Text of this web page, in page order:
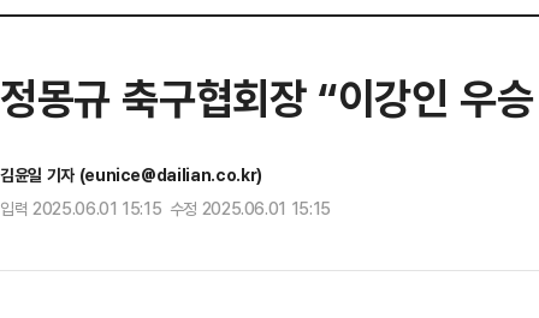
정몽규 축구협회장 “이강인 우
김윤일 기자 (eunice@dailian.co.kr)
입력 2025.06.01 15:15 수정 2025.06.01 15:15